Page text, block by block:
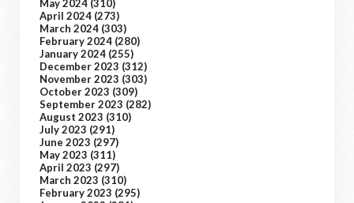
May 2024 (310)
April 2024 (273)
March 2024 (303)
February 2024 (280)
January 2024 (255)
December 2023 (312)
November 2023 (303)
October 2023 (309)
September 2023 (282)
August 2023 (310)
July 2023 (291)
June 2023 (297)
May 2023 (311)
April 2023 (297)
March 2023 (310)
February 2023 (295)